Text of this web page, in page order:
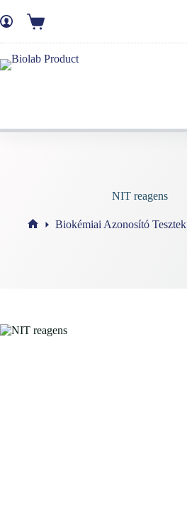
NIT reagens
Biokémiai Azonosító Tesztek